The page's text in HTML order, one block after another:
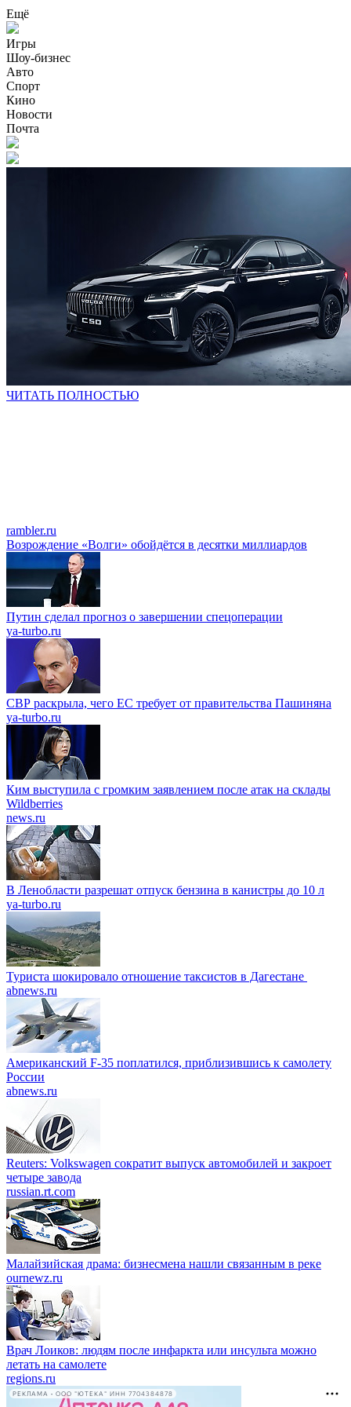
Ещё
Игры
Шоу-бизнес
Авто
Спорт
Кино
Новости
Почта
ЧИТАТЬ ПОЛНОСТЬЮ
rambler.ru
Возрождение «Волги» обойдётся в десятки миллиардов
Путин сделал прогноз о завершении спецоперации
ya-turbo.ru
СВР раскрыла, чего ЕС требует от правительства Пашиняна
ya-turbo.ru
Ким выступила с громким заявлением после атак на склады
Wildberries
news.ru
В Ленобласти разрешат отпуск бензина в канистры до 10 л
ya-turbo.ru
Туриста шокировало отношение таксистов в Дагестане
abnews.ru
Американский F-35 поплатился, приблизившись к самолету
России
abnews.ru
Reuters: Volkswagen сократит выпуск автомобилей и закроет
четыре завода
russian.rt.com
Малайзийская драма: бизнесмена нашли связанным в реке
ournewz.ru
Врач Лоиков: людям после инфаркта или инсульта можно
летать на самолете
regions.ru
РЕКЛАМА • ООО "ЮТЕКА" ИНН 7704384878